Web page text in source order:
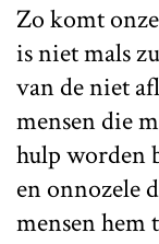
Zo komt
is niet mals
van de niet
mensen die
hulp worden
en onnozele
mensen